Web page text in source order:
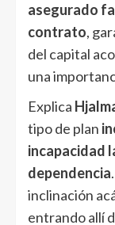
asegurado
contrato,
del capital
una
Explica
tipo de plan
incapacidad
dependencia
inclinación
entrando allí